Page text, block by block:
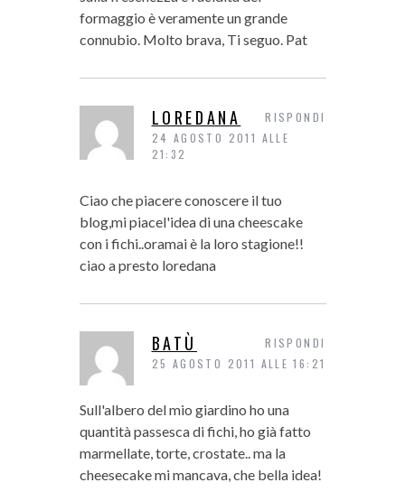
formaggio è veramente un grande
connubio. Molto brava, Ti seguo. Pat
LOREDANA
24 AGOSTO 2011 ALLE
21:32
Ciao che piacere conoscere il tuo
blog,mi piacel'idea di una cheescake
con i fichi..oramai è la loro stagione!!
ciao a presto loredana
RISPONDI
BATÙ
25 AGOSTO 2011 ALLE 16:21
Sull'albero del mio giardino ho una
quantità passesca di fichi, ho già fatto
marmellate, torte, crostate.. ma la
cheesecake mi mancava, che bella idea!
RISPONDI